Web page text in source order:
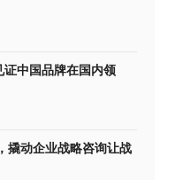
中国品牌在国内领
撬动企业战略咨询让战